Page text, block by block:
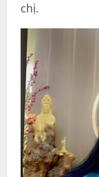
chị.